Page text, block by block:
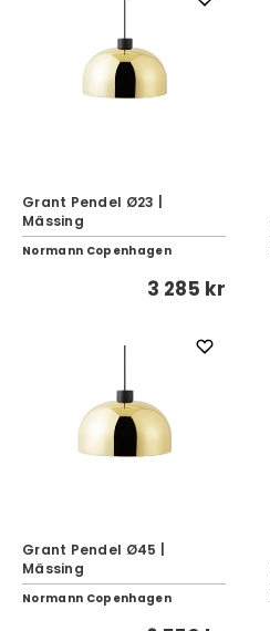
Grant Pendel Ø23 |
Mässing
Normann Copenhagen
3 285 kr
Grant Pendel Ø45 |
Mässing
Normann Copenhagen